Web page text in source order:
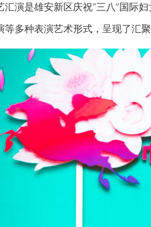
汇演是雄安新区庆祝“三八”国际
等多种表演艺术形式，呈现了汇